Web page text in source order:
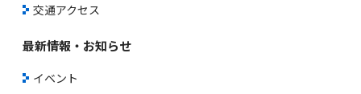
交通アクセス
最新情報・お知らせ
イベント